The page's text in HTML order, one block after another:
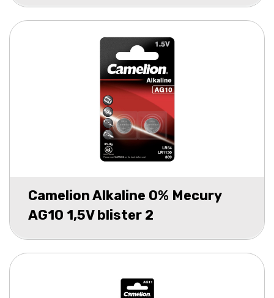
Camelion Alkaline 0% Mecury
AG10 1,5V blister 2